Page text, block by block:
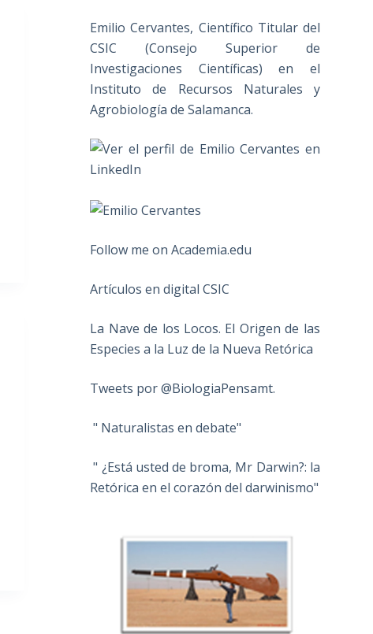
Emilio Cervantes, Científico Titular del
CSIC (Consejo Superior de
Investigaciones Científicas) en el
Instituto de Recursos Naturales y
Agrobiología de Salamanca.
Follow me on Academia.edu
Artículos en digital CSIC
La Nave de los Locos. El Origen de las
Especies a la Luz de la Nueva Retórica
Tweets por @BiologiaPensamt.
" Naturalistas en debate"
" ¿Está usted de broma, Mr Darwin?: la
Retórica en el corazón del darwinismo"